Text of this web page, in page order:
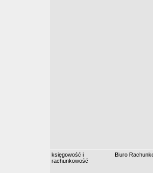
księgowość i
rachunkowość
Biuro